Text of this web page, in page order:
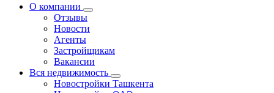
О компании
Отзывы
Новости
Агенты
Застройщикам
Вакансии
Вся недвижимость
Новостройки Ташкента